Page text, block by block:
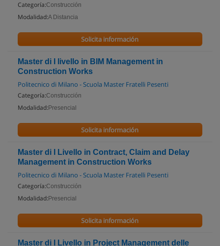
Categoría:Construcción
Modalidad:A Distancia
Solicita información
Master di I livello in BIM Management in
Construction Works
Politecnico di Milano - Scuola Master Fratelli Pesenti
Categoría:Construcción
Modalidad: Presencial
Solicita información
Master di I Livello in Contract, Claim and Delay
Management in Construction Works
Politecnico di Milano - Scuola Master Fratelli Pesenti
Categoría:Construcción
Modalidad: Presencial
Solicita información
Master di I Livello in Project Management delle